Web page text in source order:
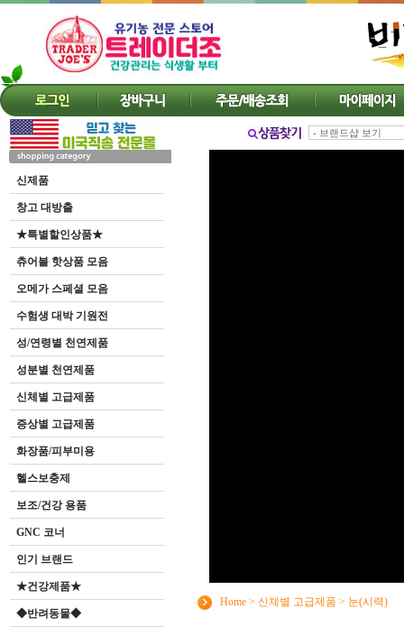
신제품
창고 대방출
★특별할인상품★
츄어블 핫상품 모음
오메가 스페셜 모음
수험생 대박 기원전
성/연령별 천연제품
성분별 천연제품
신체별 고급제품
증상별 고급제품
화장품/피부미용
헬스보충제
보조/건강 용품
GNC 코너
인기 브랜드
★건강제품★
◆반려동물◆
Home > 신체별 고급제품 > 눈(시력)